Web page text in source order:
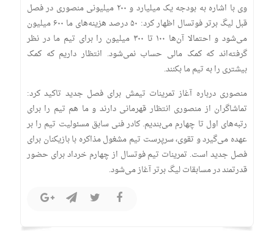
وی با اشاره به بودجه یک میلیارد و ۲۰۰ میلیونی منصوری در فصل
قبل لیگ برتر فوتسال اظهار کرد: ۵۰ درصد هزینه‌های ما ۶۰۰ میلیون
می‌شود و احتمالا آن‌ها ۱۰۰ تا ۳۰۰ میلیون را برای تیم ما در نظر
گرفته‌اند که کمک مالی حساب نمی‌شود. انتظار داریم که کمک
بیشتری را به تیم ما بکنند.
منصوری درباره آغاز تمرینات تیمش برای فصل جدید تاکید کرد:
تماشاگران از منصوری انتظار قهرمانی دارند و ما هم تیم را برای
رتبه‌های اول تا چهارم می‌بندیم. کادر فنی سابق مسئولیت تیم را بر
عهده می‌گیرد و تقوی، سرپرست تیم مشغول مذاکره با بازیکنان برای
فصل جدید است. تمرینات تیم فوتسال از چهارم خرداد برای حضور
قدرتمند در مسابقات لیگ برتر آغاز می‌شود.